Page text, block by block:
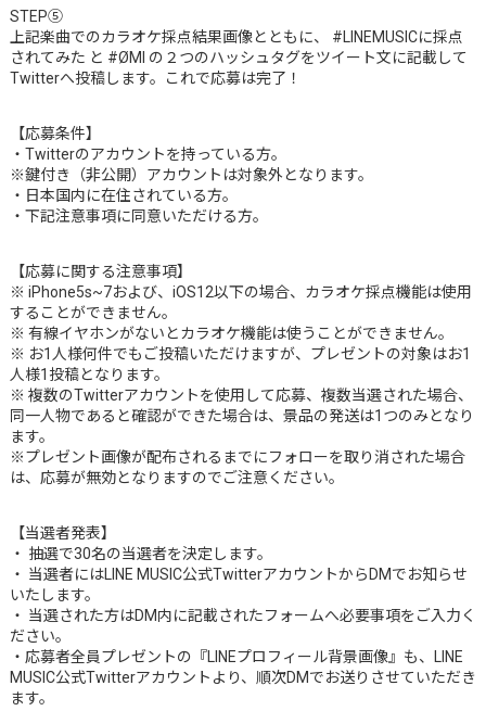
STEP⑤
上記楽曲でのカラオケ採点結果画像とともに、 #LINEMUSICに採点
されてみた と #ØMI の２つのハッシュタグをツイート文に記載して
Twitterへ投稿します。これで応募は完了！
【応募条件】
・Twitterのアカウントを持っている方。
※鍵付き（非公開）アカウントは対象外となります。
・日本国内に在住されている方。
・下記注意事項に同意いただける方。
【応募に関する注意事項】
※ iPhone5s~7および、iOS12以下の場合、カラオケ採点機能は使用
することができません。
※ 有線イヤホンがないとカラオケ機能は使うことができません。
※ お1人様何件でもご投稿いただけますが、プレゼントの対象はお1
人様1投稿となります。
※ 複数のTwitterアカウントを使用して応募、複数当選された場合、
同一人物であると確認ができた場合は、景品の発送は1つのみとなり
ます。
※プレゼント画像が配布されるまでにフォローを取り消された場合
は、応募が無効となりますのでご注意ください。
【当選者発表】
・ 抽選で30名の当選者を決定します。
・ 当選者にはLINE MUSIC公式TwitterアカウントからDMでお知らせ
いたします。
・ 当選された方はDM内に記載されたフォームへ必要事項をご入力く
ださい。
・応募者全員プレゼントの『LINEプロフィール背景画像』も、LINE
MUSIC公式Twitterアカウントより、順次DMでお送りさせていただき
ます。